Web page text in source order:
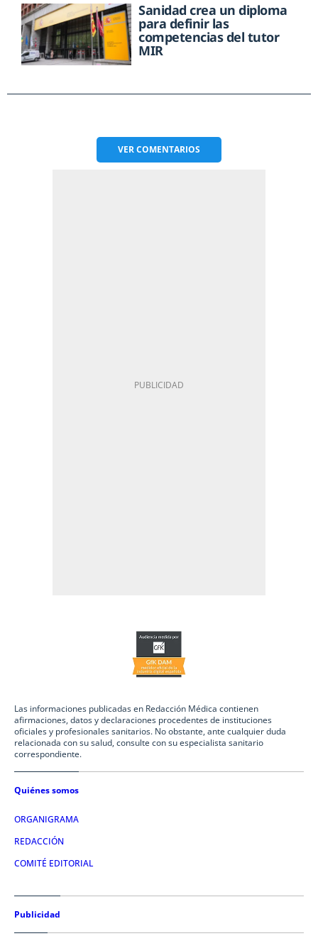
Sanidad crea un diploma
para definir las
competencias del tutor
MIR
VERCOMENTARIOS
Las informaciones publicadas en Redacción Médica contienen
afirmaciones, datos y declaraciones procedentes de instituciones
oficiales y profesionales sanitarios. No obstante, ante cualquier duda
relacionada con su salud, consulte con su especialista sanitario
correspondiente.
Quiénes somos
ORGANIGRAMA
REDACCIÓN
COMITÉ EDITORIAL
Publicidad